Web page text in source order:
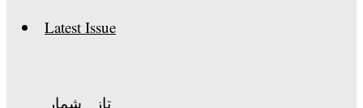
Latest Issue
تازہ شمارہ